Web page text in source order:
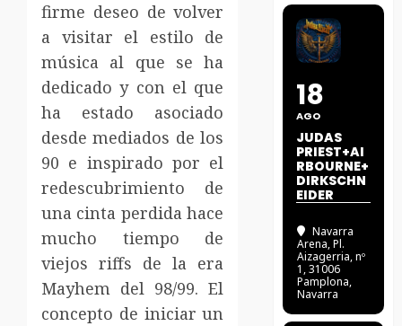
firme deseo de volver
a visitar el estilo de
música al que se ha
dedicado y con el que
ha estado asociado
desde mediados de los
90 e inspirado por el
redescubrimiento de
una cinta perdida hace
mucho tiempo de
viejos riffs de la era
Mayhem del 98/99. El
concepto de iniciar un
18
AGO
JUDAS
PRIEST+AI
RBOURNE+
DIRKSCHN
EIDER
Navarra
Arena, Pl.
Aizagerria, nº
1, 31006
Pamplona,
Navarra